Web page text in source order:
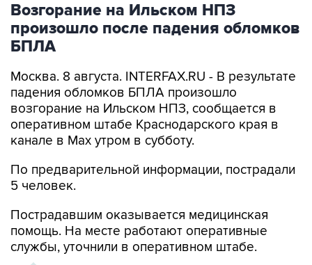
Возгорание на Ильском НПЗ
произошло после падения обломков
БПЛА
Москва. 8 августа. INTERFAX.RU - В результате
падения обломков БПЛА произошло
возгорание на Ильском НПЗ, сообщается в
оперативном штабе Краснодарского края в
канале в Max утром в субботу.
По предварительной информации, пострадали
5 человек.
Пострадавшим оказывается медицинская
помощь. На месте работают оперативные
службы, уточнили в оперативном штабе.